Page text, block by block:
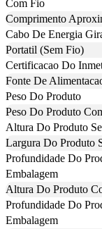
Com Fio
Comprimento
Cabo De Energia
Portatil (Sem Fio)
Certificacao Do
Fonte De
Peso Do Produto
Peso Do Produto
Altura Do Produto
Largura Do Produto
Profundidade Do
Embalagem
Altura Do Produto
Profundidade Do
Embalagem